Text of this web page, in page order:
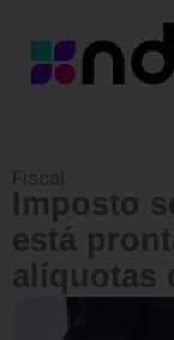
Fiscal
Imposto
está
alíquotas